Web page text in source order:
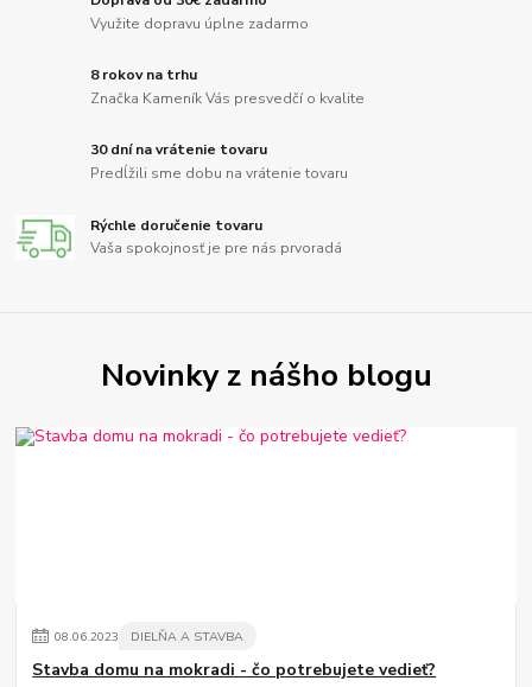
Využite dopravu úplne zadarmo
8 rokov na trhu
Značka Kameník Vás presvedčí o kvalite
30 dní na vrátenie tovaru
Predĺžili sme dobu na vrátenie tovaru
Rýchle doručenie tovaru
Vaša spokojnosť je pre nás prvoradá
Novinky z nášho blogu
08.06.2023 DIELŇA A STAVBA
Stavba domu na mokradi - čo potrebujete vedieť?